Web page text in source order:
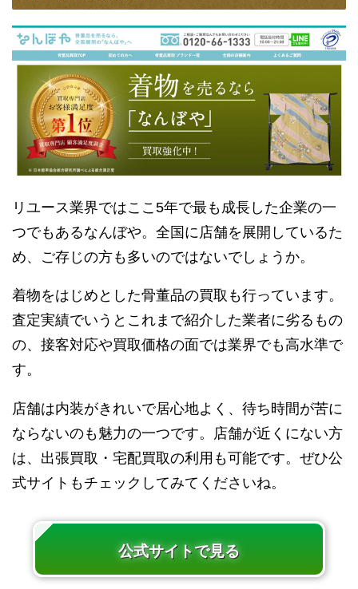
リユース業界ではここ5年で最も成長した企業の一
つでもあるなんぼや。全国に店舗を展開しているた
め、ご存じの方も多いのではないでしょうか。
着物をはじめとした骨董品の買取も行っています。
査定実績でいうとこれまで紹介した業者に劣るもの
の、接客対応や買取価格の面では業界でも高水準で
す。
店舗は内装がきれいで居心地よく、待ち時間が苦に
ならないのも魅力の一つです。店舗が近くにない方
は、出張買取・宅配買取の利用も可能です。ぜひ公
式サイトもチェックしてみてくださいね。
公式サイトで見る